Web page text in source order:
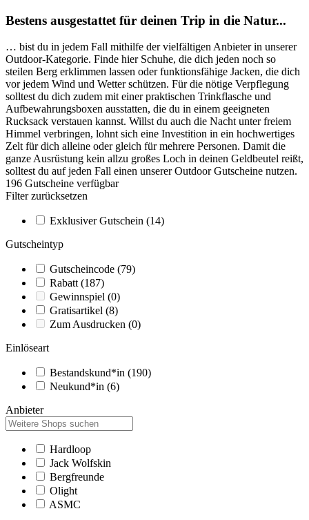
Bestens ausgestattet für deinen Trip in die Natur...
… bist du in jedem Fall mithilfe der vielfältigen Anbieter in unserer
Outdoor-Kategorie. Finde hier Schuhe, die dich jeden noch so
steilen Berg erklimmen lassen oder funktionsfähige Jacken, die dich
vor jedem Wind und Wetter schützen. Für die nötige Verpflegung
solltest du dich zudem mit einer praktischen Trinkflasche und
Aufbewahrungsboxen ausstatten, die du in einem geeigneten
Rucksack verstauen kannst. Willst du auch die Nacht unter freiem
Himmel verbringen, lohnt sich eine Investition in ein hochwertiges
Zelt für dich alleine oder gleich für mehrere Personen. Damit die
ganze Ausrüstung kein allzu großes Loch in deinen Geldbeutel reißt,
solltest du auf jeden Fall einen unserer Outdoor Gutscheine nutzen.
196 Gutscheine verfügbar
Filter zurücksetzen
Exklusiver Gutschein (14)
Gutscheintyp
Gutscheincode (79)
Rabatt (187)
Gewinnspiel (0)
Gratisartikel (8)
Zum Ausdrucken (0)
Einlöseart
Bestandskund*in (190)
Neukund*in (6)
Anbieter
Hardloop
Jack Wolfskin
Bergfreunde
Olight
ASMC